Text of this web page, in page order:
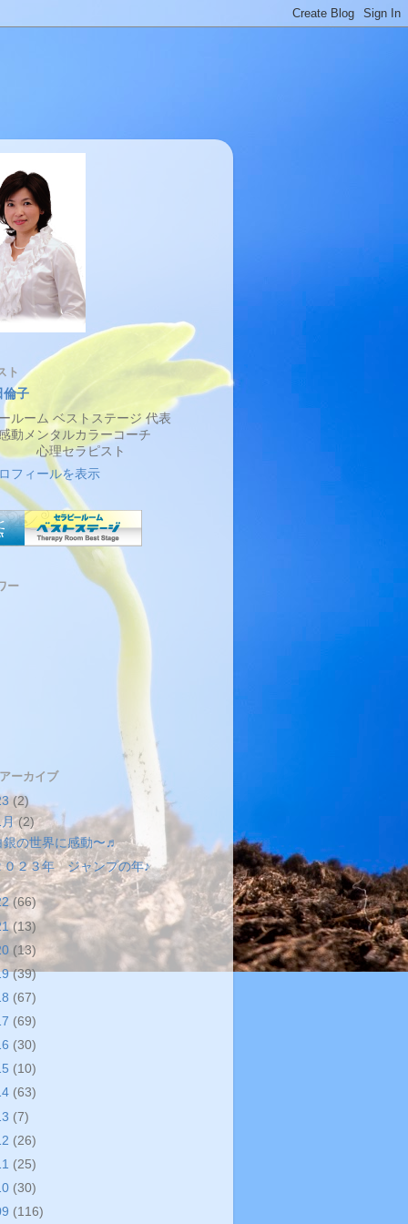
ト
倫子
ルーム ベストステージ 代表
ンタルカラーコーチ
セラピスト
フィールを表示
ー
ーカイブ
(2)
月(2)
銀の世界に感動〜♬
０２３年 ジャンプの年♪
(66)
(13)
(13)
(39)
(67)
(69)
(30)
(10)
(63)
(7)
(26)
(25)
(30)
(116)